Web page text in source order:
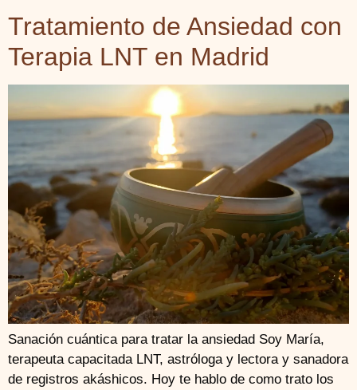
Tratamiento de Ansiedad con
Terapia LNT en Madrid
Sanación cuántica para tratar la ansiedad Soy María,
terapeuta capacitada LNT, astróloga y lectora y sanadora
de registros akáshicos. Hoy te hablo de como trato los